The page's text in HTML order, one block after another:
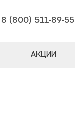
8 (800) 511-89-55
АКЦИИ